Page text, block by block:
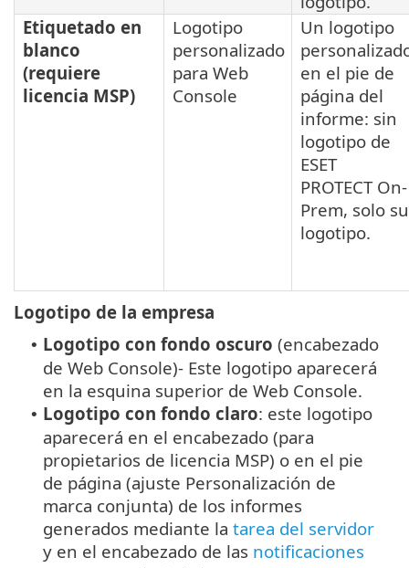
Etiquetado en
blanco
(requiere
licencia MSP)
Logotipo
personalizado
para Web
Console
Un logotipo
en el pie de
página del
informe: sin
logotipo de
ESET
PROTECT On-
Prem, solo su
logotipo.
Logotipo de la empresa
• Logotipo con fondo oscuro (encabezado
de Web Console)- Este logotipo aparecerá
en la esquina superior de Web Console.
• Logotipo con fondo claro: este logotipo
aparecerá en el encabezado (para
propietarios de licencia MSP) o en el pie
de página (ajuste Personalización de
marca conjunta) de los informes
generados mediante la tarea del servidor
y en el encabezado de las notificaciones